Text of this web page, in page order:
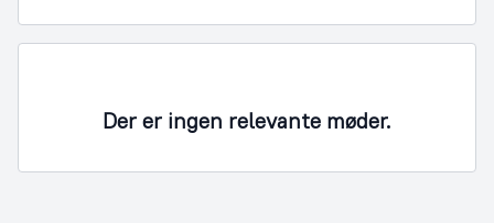
Der er ingen relevante møder.